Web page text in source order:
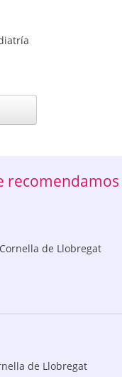
Cornella de Llobregat
de Llobregat